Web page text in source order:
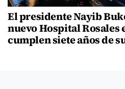
El presidente Nayib
nuevo Hospital Rosales
cumplen siete años de